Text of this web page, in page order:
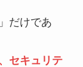
だけであ
セキュリテ